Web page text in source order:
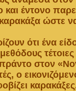
και έντονο
καρακάξα ώστε
ότι ένα
στον
ο